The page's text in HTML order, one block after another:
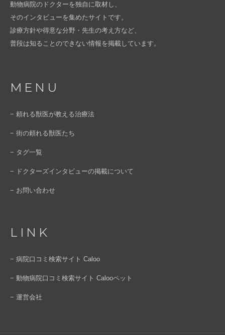
動物病院のドクターを独自に取材し、
そのインタビューを集めたサイトです。
診療方針や得意な分野・先生の考え方など、
普段は知ることのできない情報を掲載しています。
MENU
− 頼れる獣医が教える治療法
− 街の頼れる獣医たち
− タグ一覧
− ドクターズインタビューの掲載について
− お問い合わせ
LINK
− 病院口コミ検索サイト Caloo
− 動物病院口コミ検索サイト Calooペット
− 運営会社